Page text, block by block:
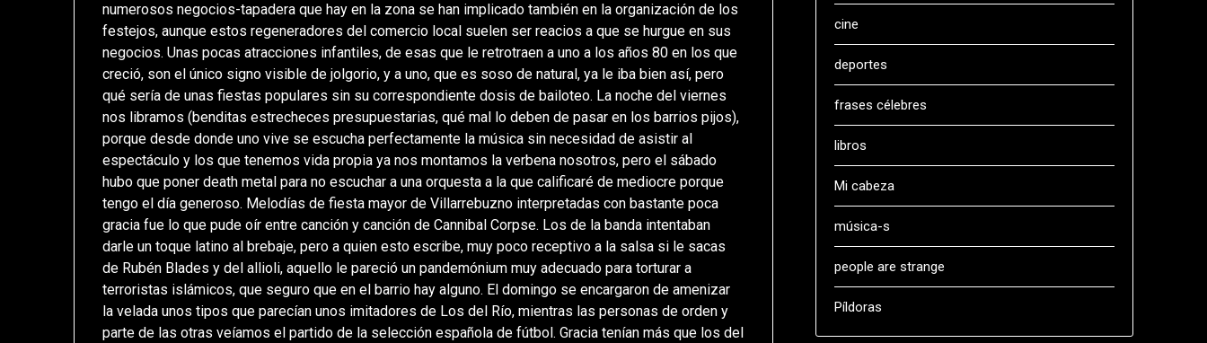
numerosos negocios-tapadera que hay en la zona se han implicado también en la organización de los
festejos, aunque estos regeneradores del comercio local suelen ser reacios a que se hurgue en sus
negocios. Unas pocas atracciones infantiles, de esas que le retrotraen a uno a los años 80 en los que
creció, son el único signo visible de jolgorio, y a uno, que es soso de natural, ya le iba bien así, pero
qué sería de unas fiestas populares sin su correspondiente dosis de bailoteo. La noche del viernes
nos libramos (benditas estrecheces presupuestarias, qué mal lo deben de pasar en los barrios pijos),
porque desde donde uno vive se escucha perfectamente la música sin necesidad de asistir al
espectáculo y los que tenemos vida propia ya nos montamos la verbena nosotros, pero el sábado
hubo que poner death metal para no escuchar a una orquesta a la que calificaré de mediocre porque
tengo el día generoso. Melodías de fiesta mayor de Villarrebuzno interpretadas con bastante poca
gracia fue lo que pude oír entre canción y canción de Cannibal Corpse. Los de la banda intentaban
darle un toque latino al brebaje, pero a quien esto escribe, muy poco receptivo a la salsa si le sacas
de Rubén Blades y del allioli, aquello le pareció un pandemónium muy adecuado para torturar a
terroristas islámicos, que seguro que en el barrio hay alguno. El domingo se encargaron de amenizar
la velada unos tipos que parecían unos imitadores de Los del Río, mientras las personas de orden y
parte de las otras veíamos el partido de la selección española de fútbol. Gracia tenían más que los del
cine
deportes
frases célebres
libros
Mi cabeza
música-s
people are strange
Píldoras